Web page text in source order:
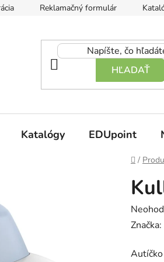
Reklamačný formulár
HĽADAŤ
Katalógy EDUpoint
Domov
/
je
Značka: